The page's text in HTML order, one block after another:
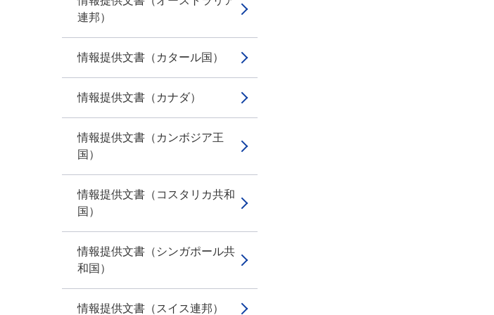
連邦）
情報提供文書（カタール国）
情報提供文書（カナダ）
情報提供文書（カンボジア王
国）
情報提供文書（コスタリカ共和
国）
情報提供文書（シンガポール共
和国）
情報提供文書（スイス連邦）